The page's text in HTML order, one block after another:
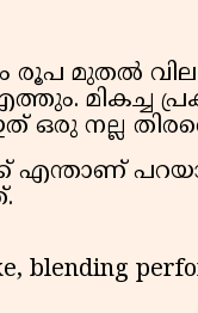
രൂപ മുതൽ വില
മികച്ച
ഒരു നല്ല
എന്താണ്
blending